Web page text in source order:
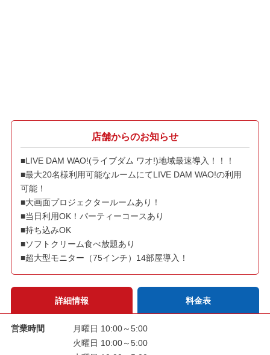
店舗からのお知らせ
■LIVE DAM WAO!(ライブダム ワオ!)地域最速導入！！！
■最大20名様利用可能なルームにてLIVE DAM WAO!の利用
可能！
■大画面プロジェクタールームあり！
■当日利用OK！パーティーコースあり
■持ち込みOK
■ソフトクリーム食べ放題あり
■超大型モニター（75インチ）14部屋導入！
詳細情報 料金表
営業時間
月曜日 10:00～5:00
火曜日 10:00～5:00